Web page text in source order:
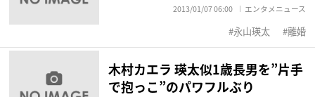
2013/01/07 06:00 エンタメニュース
永山瑛太 離婚
木村カエラ 瑛太似1歳長男を”片手
で抱っこ”のパワフルぶり